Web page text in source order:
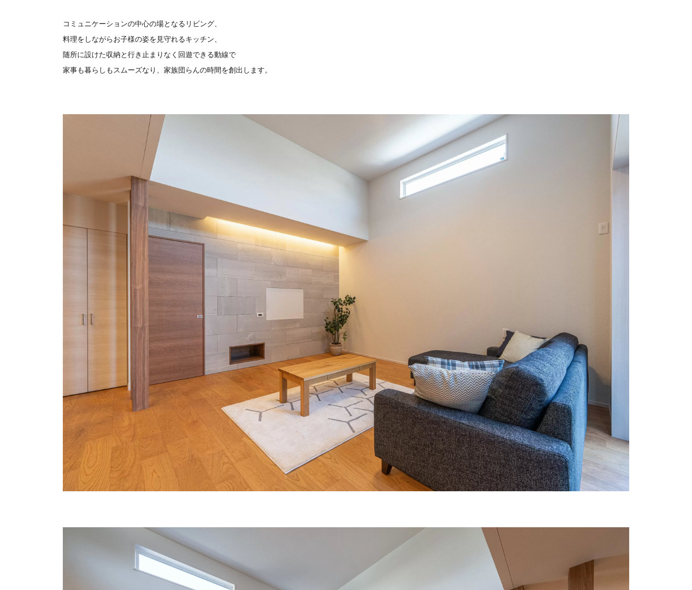
コミュニケーションの中心の場となるリビング、
料理をしながらお子様の姿を見守れるキッチン、
随所に設けた収納と行き止まりなく回遊できる動線で
家事も暮らしもスムーズなり、家族団らんの時間を創出します。